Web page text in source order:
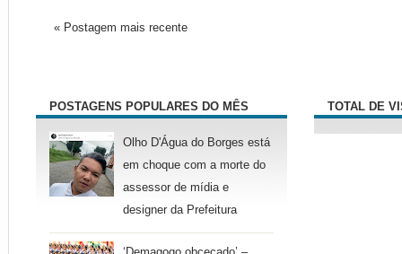
« Postagem mais recente
POSTAGENS POPULARES DO MÊS
Olho D'Água do Borges está
em choque com a morte do
assessor de mídia e
designer da Prefeitura
TOTAL DE